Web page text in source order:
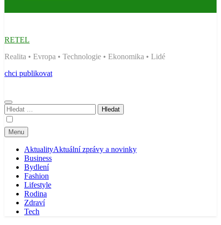
RETEL
Realita • Evropa • Technologie • Ekonomika • Lidé
chci publikovat
Vyhledávání
Menu
AktualityAktuální zprávy a novinky
Business
Bydlení
Fashion
Lifestyle
Rodina
Zdraví
Tech